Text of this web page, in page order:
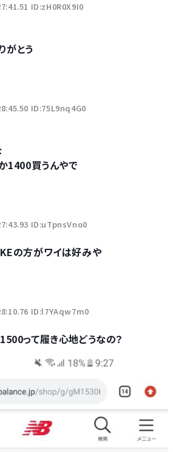
ID:zH0R0X9I0
がとう
ID:75L9nq4G0
1400買うんやで
ID:uTpnsVno0
の方がワイは好みや
ID:l7YAqw7m0
って履き心地どうなの？